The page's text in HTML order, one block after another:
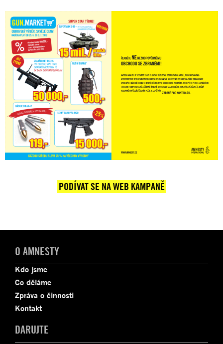
PODÍVAT SE NA WEB KAMPANĚ
O AMNESTY
Kdo jsme
Co děláme
Zpráva o činnosti
Kontakt
DARUJTE